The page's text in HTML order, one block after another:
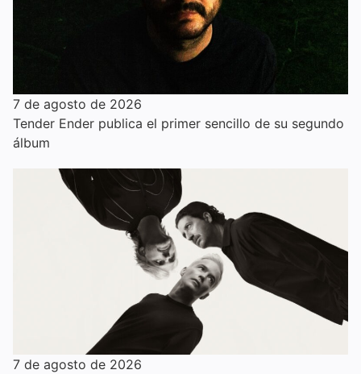
7 de agosto de 2026
Tender Ender publica el primer sencillo de su segundo
álbum
7 de agosto de 2026